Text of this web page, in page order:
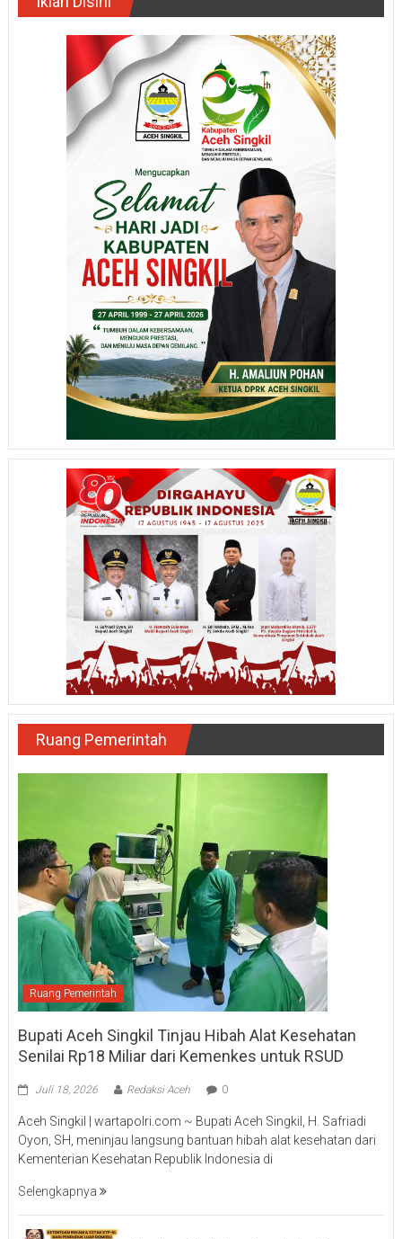
Ruang Pemerintah
Ruang Pemerintah
Bupati Aceh Singkil Tinjau Hibah Alat Kesehatan
Senilai Rp18 Miliar dari Kemenkes untuk RSUD
Juli 18, 2026 Redaksi Aceh 0
Aceh Singkil | wartapolri.com ~ Bupati Aceh Singkil, H. Safriadi
Oyon, SH, meninjau langsung bantuan hibah alat kesehatan dari
Kementerian Kesehatan Republik Indonesia di
Selengkapnya